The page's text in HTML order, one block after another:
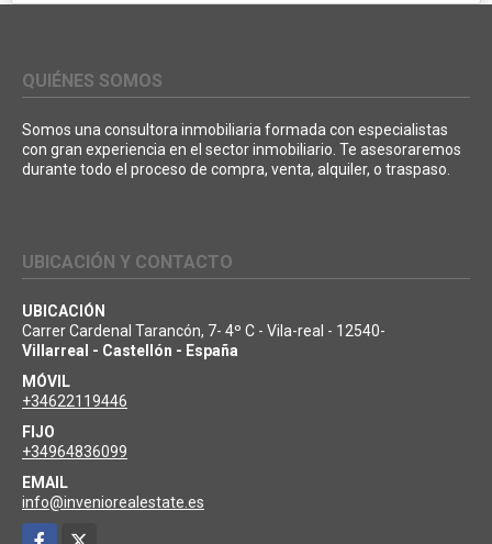
QUIÉNES SOMOS
Somos una consultora inmobiliaria formada con especialistas
con gran experiencia en el sector inmobiliario. Te asesoraremos
durante todo el proceso de compra, venta, alquiler, o traspaso.
UBICACIÓN Y CONTACTO
UBICACIÓN
Carrer Cardenal Tarancón, 7- 4º C - Vila-real - 12540-
Villarreal - Castellón - España
MÓVIL
+34622119446
FIJO
+34964836099
EMAIL
info@inveniorealestate.es
Facebook